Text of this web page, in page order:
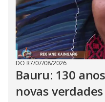
DO R7/07/08/2026
Bauru: 130
novas